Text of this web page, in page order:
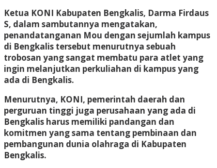
Ketua KONI Kabupaten Bengkalis, Darma Firdaus
S, dalam sambutannya mengatakan,
penandatanganan Mou dengan sejumlah kampus
di Bengkalis tersebut menurutnya sebuah
trobosan yang sangat membatu para atlet yang
ingin melanjutkan perkuliahan di kampus yang
ada di Bengkalis.
Menurutnya, KONI, pemerintah daerah dan
perguruan tinggi juga perusahaan yang ada di
Bengkalis harus memiliki pandangan dan
komitmen yang sama tentang pembinaan dan
pembangunan dunia olahraga di Kabupaten
Bengkalis.